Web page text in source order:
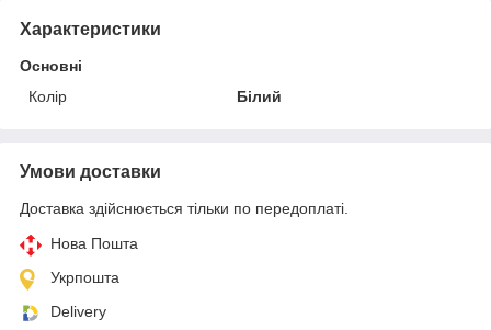
Характеристики
Основні
Колір
Білий
Умови доставки
Доставка здійснюється тільки по передоплаті.
Нова Пошта
Укрпошта
Delivery